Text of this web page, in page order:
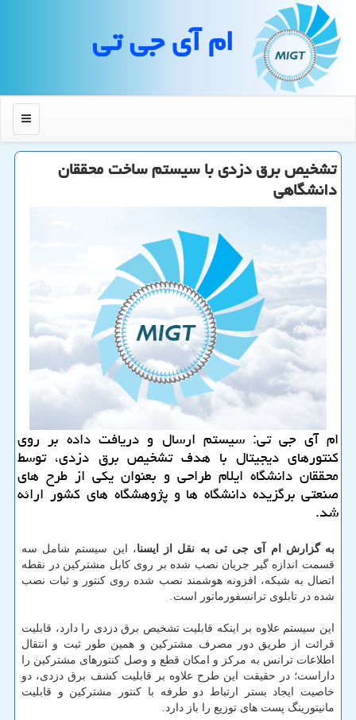
ام آی جی تی
منو
تشخیص برق دزدی با سیستم ساخت محققان
دانشگاهی
ام آی جی تی: سیستم ارسال و دریافت داده بر روی
كنتورهای دیجیتال با هدف تشخیص برق دزدی، توسط
محققان دانشگاه ایلام طراحی و بعنوان یكی از طرح های
صنعتی برگزیده دانشگاه ها و پژوهشگاه های كشور ارائه
شد.
به گزارش ام آی جی تی به نقل از ایسنا، این سیستم شامل سه
قسمت اندازه گیر جریان نصب شده بر روی كابل مشتركین در نقطه
اتصال به شبكه، افزونه هوشمند نصب شده روی كنتور و ثبات نصب
شده در تابلوی ترانسفورماتور است.
این سیستم علاوه بر اینكه قابلیت تشخیص برق دزدی را دارد، قابلیت
قرائت از طریق دور مصرف مشتركین و همین طور ثبت و انتقال
اطلاعات ترانس به مركز و امكان قطع و وصل كنتورهای مشتركین را
داراست؛ در حقیقت این طرح علاوه بر قابلیت كشف برق دزدی، دو
خاصیت ایجاد بستر ارتباط دو طرفه با كنتور مشتركین و قابلیت
مانیتورینگ پست های توزیع را باز دارد.